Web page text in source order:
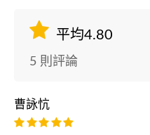
平均4.80
5 則評論
曹詠忼